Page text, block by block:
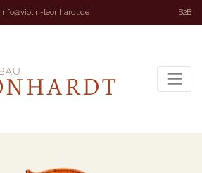
info@violin-leonhardt.de B2B